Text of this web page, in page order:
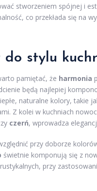
stworzeniem spójnej i
co przekłada się na
stylu
pamiętać, że harmonia
będą najlepiej
naturalne kolory, takie
Z kolei w kuchniach
czerń, wprowadza
przy doborze
świetnie komponują się z
przy